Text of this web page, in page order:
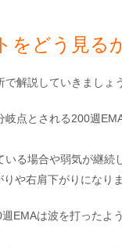
をどう見る
解説していきましょう
岐点とされる200週
る場合や弱気が継続
や右肩下がりになりま
EMAは波を打ったよ